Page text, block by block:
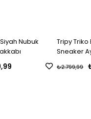
Nubuk
Tripy Triko
Sneaker
₺2.799,99